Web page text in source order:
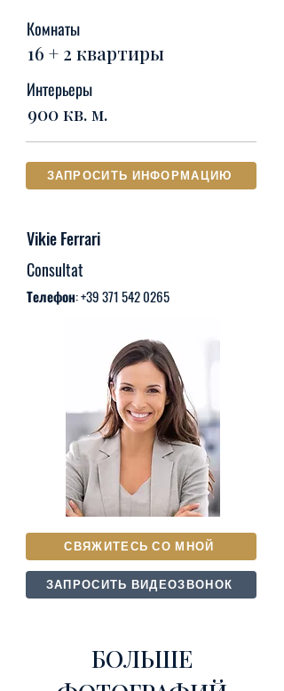
Комнаты
16 + 2 квартиры
Интерьеры
900 кв. м.
ЗАПРОСИТЬ ИНФОРМАЦИЮ
Vikie Ferrari
Consultat
Телефон:+39 371 542 0265
СВЯЖИТЕСЬ СО МНОЙ
ЗАПРОСИТЬ ВИДЕОЗВОНОК
БОЛЬШЕ